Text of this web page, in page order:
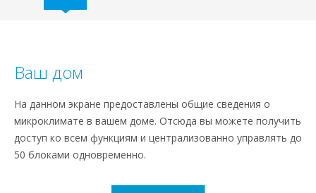
Ваш дом
На данном экране предоставлены общие сведения о
микроклимате в вашем доме. Отсюда вы можете получить
доступ ко всем функциям и централизованно управлять до
50 блоками одновременно.